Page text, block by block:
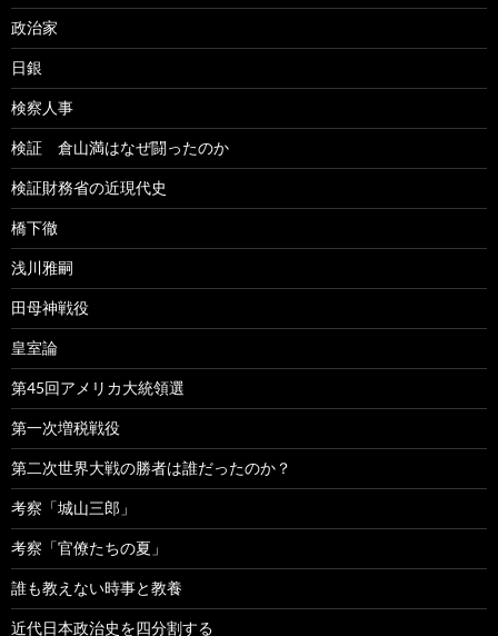
政治家
日銀
検察人事
検証 倉山満はなぜ闘ったのか
検証財務省の近現代史
橋下徹
浅川雅嗣
田母神戦役
皇室論
第45回アメリカ大統領選
第一次増税戦役
第二次世界大戦の勝者は誰だったのか？
考察「城山三郎」
考察「官僚たちの夏」
誰も教えない時事と教養
近代日本政治史を四分割する